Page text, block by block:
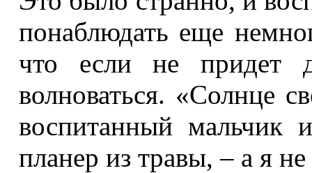
понаблюдать еще
что если не придет
волноваться. «Солнце
воспитанный мальчик
планер из травы, – а я